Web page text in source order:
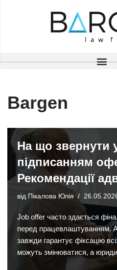
Bargen
На що звернути
підписанням
Рекомендації
від Пікалова Юлія
Job offer часто здається
перед працевлаштуванням.
завжди гарантує фіксацію
можуть змінюватися, а